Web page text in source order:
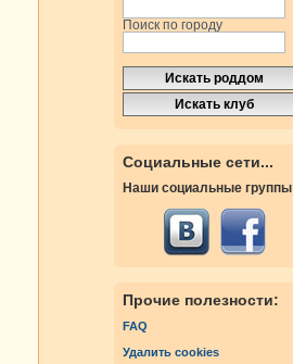
Поиск по городу
Социальные сети...
Наши социальные группы
Прочие полезности:
FAQ
Удалить cookies